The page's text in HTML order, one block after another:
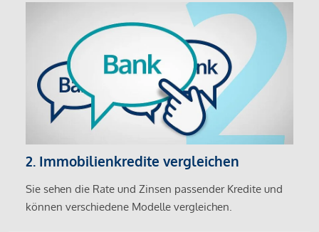
2. Immobilienkredite vergleichen
Sie sehen die Rate und Zinsen passender Kredite und
können verschiedene Modelle vergleichen.